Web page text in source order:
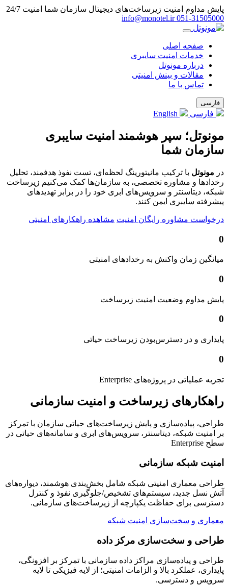
پایش مداوم امنیت زیرساخت‌های دیجیتال سازمان شما امنیت 24/7
info@monotel.ir 051‑31505000
صفحه اصلی
خدمات امنیت سایبری
درباره مونوتل
مقالات و بینش امنیتی
تماس با ما
فارسی
فارسی
مونوتل؛ سپر هوشمند امنیت سایبری
سازمان شما
در مونوتل با ترکیب مانیتورینگ لحظه‌ای، تست نفوذ هدفمند، تحلیل
رخدادها و مشاوره تخصصی، به سازمان‌ها کمک می‌کنیم زیرساخت
شبکه، دیتاسنتر و سرویس‌های ابری خود را در برابر تهدیدهای
پیشرفته سایبری ایمن کنند.
درخواست مشاوره رایگان امنیت مشاهده راهکارهای امنیتی
0
میانگین زمان واکنش به رخدادهای امنیتی
0
پایش مداوم وضعیت امنیت زیرساخت
0
پایداری و در دسترس‌بودن زیرساخت حیاتی
0
تجربه عملیاتی در پروژه‌های Enterprise
راهکارهای زیرساخت و امنیت سازمانی
طراحی، پیاده‌سازی و پایش زیرساخت‌های حیاتی سازمان با تمرکز
بر امنیت شبکه، دیتاسنتر، سرویس‌های ابری و سامانه‌های حیاتی در
سطح Enterprise
امنیت شبکه سازمانی
طراحی معماری امنیتی شبکه شامل بخش‌بندی هوشمند، دیواره‌های
آتش نسل جدید، سیستم‌های تشخیص/جلوگیری نفوذ و کنترل
دسترسی برای حفاظت یکپارچه از زیرساخت‌های سازمانی.
معماری و سخت‌سازی امنیت شبکه
طراحی و سخت‌سازی مرکز داده
طراحی و پیاده‌سازی مراکز داده سازمانی با تمرکز بر افزونگی،
پایداری، عملکرد بالا و الزامات امنیتی؛ از لایه فیزیکی تا لایه
سرویس و دسترسی.